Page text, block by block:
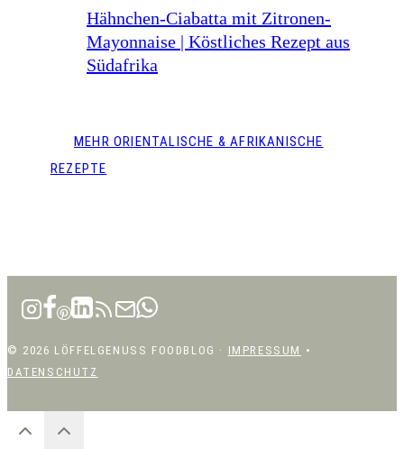
Hähnchen-Ciabatta mit Zitronen-
Mayonnaise | Köstliches Rezept aus
Südafrika
MEHR ORIENTALISCHE & AFRIKANISCHE
REZEPTE
© 2026 LÖFFELGENUSS FOODBLOG · IMPRESSUM •
DATENSCHUTZ